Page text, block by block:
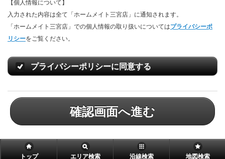
【個人情報について】
入力された内容は全て「ホームメイト三宮店」に通知されます。
「ホームメイト三宮店」での個人情報の取り扱いについてはプライバシーポ
リシーをご覧ください。
プライバシーポリシーに同意する
確認画面へ進む
トップ エリア検索 沿線検索 地図検索